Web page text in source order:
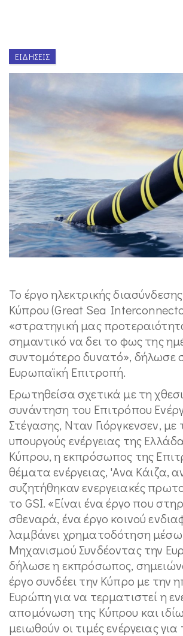
ΕΙΔΉΣΕΙΣ
Το έργο ηλεκτρικής
Κύπρου (Great Sea
«στρατηγική μας
σημαντικό να δει το φως της
συντομότερο δυνατό», δήλωσε
Ευρωπαϊκή Επιτροπή.
Ερωτηθείσα σχετικά με τη
συνάντηση του Επιτρόπου
Στέγασης, Νταν Γιόργκενσεν, με
υπουργούς ενέργειας της
Κύπρου, η εκπρόσωπος της
θέματα ενέργειας, 'Ανα Κάιζα,
συζητήθηκαν ενεργειακές
το GSI. «Είναι ένα έργο που
σθεναρά, ένα έργο κοινού
λαμβάνει χρηματοδότηση
Μηχανισμού Συνδέοντας την
δήλωσε η εκπρόσωπος,
έργο συνδέει την Κύπρο με την
Ευρώπη για να τερματιστεί η
απομόνωση της Κύπρου και
μειωθούν οι τιμές ενέργειας